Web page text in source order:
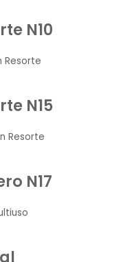
N10
Resorte
N15
Resorte
N17